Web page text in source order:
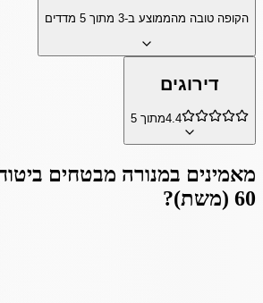
הקופה טובה מהממוצע ב-3 מתוך 5 מדדים
דירוגים
4.4מתוך 5
מאמינים ב
60 (משת)
?